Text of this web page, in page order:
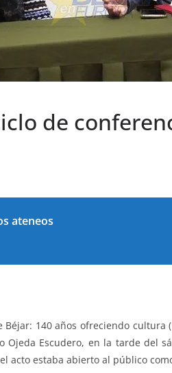
de
ateneos
140 años ofreciendo
Ojeda Escudero, en la tarde del
acto estaba abierto al público